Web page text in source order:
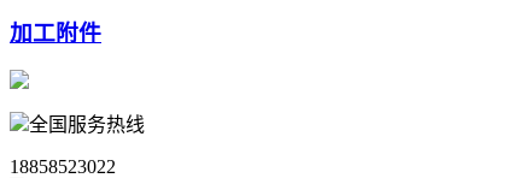
加工附件
全国服务热线
18858523022